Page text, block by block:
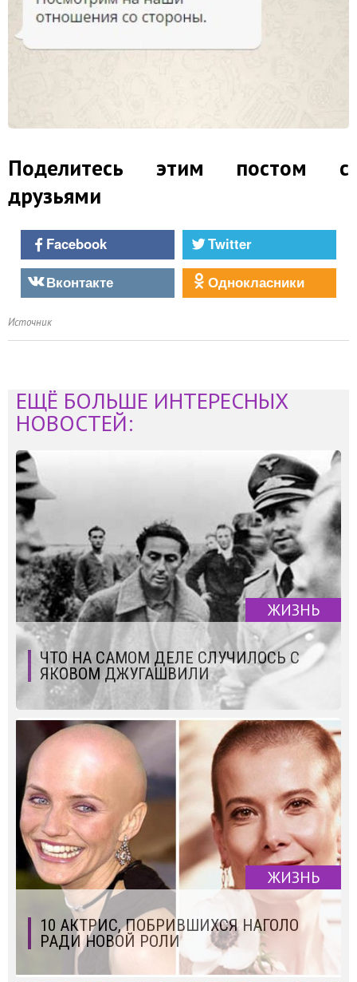
Поделитесь этим постом с
друзьями
Facebook
Twitter
Вконтакте
Однокласники
Источник
ЕЩЁ БОЛЬШЕ ИНТЕРЕСНЫХ
НОВОСТЕЙ:
ЖИЗНЬ
ЧТО НА САМОМ ДЕЛЕ СЛУЧИЛОСЬ С
ЯКОВОМ ДЖУГАШВИЛИ
ЖИЗНЬ
10 АКТРИС, ПОБРИВШИХСЯ НАГОЛО
РАДИ НОВОЙ РОЛИ